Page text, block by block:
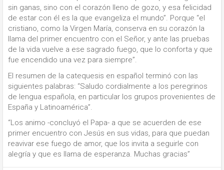
sin ganas, sino con el corazón lleno de gozo, y esa felicidad
de estar con él es la que evangeliza el mundo”. Porque “el
cristiano, como la Virgen María, conserva en su corazón la
llama del primer encuentro con el Señor, y ante las pruebas
de la vida vuelve a ese sagrado fuego, que lo conforta y que
fue encendido una vez para siempre”.
El resumen de la catequesis en español terminó con las
siguientes palabras: “Saludo cordialmente a los peregrinos
de lengua española, en particular los grupos provenientes de
España y Latinoamérica”.
“Los animo -concluyó el Papa- a que se acuerden de ese
primer encuentro con Jesús en sus vidas, para que puedan
reavivar ese fuego de amor, que los invita a seguirle con
alegría y que es llama de esperanza. Muchas gracias”